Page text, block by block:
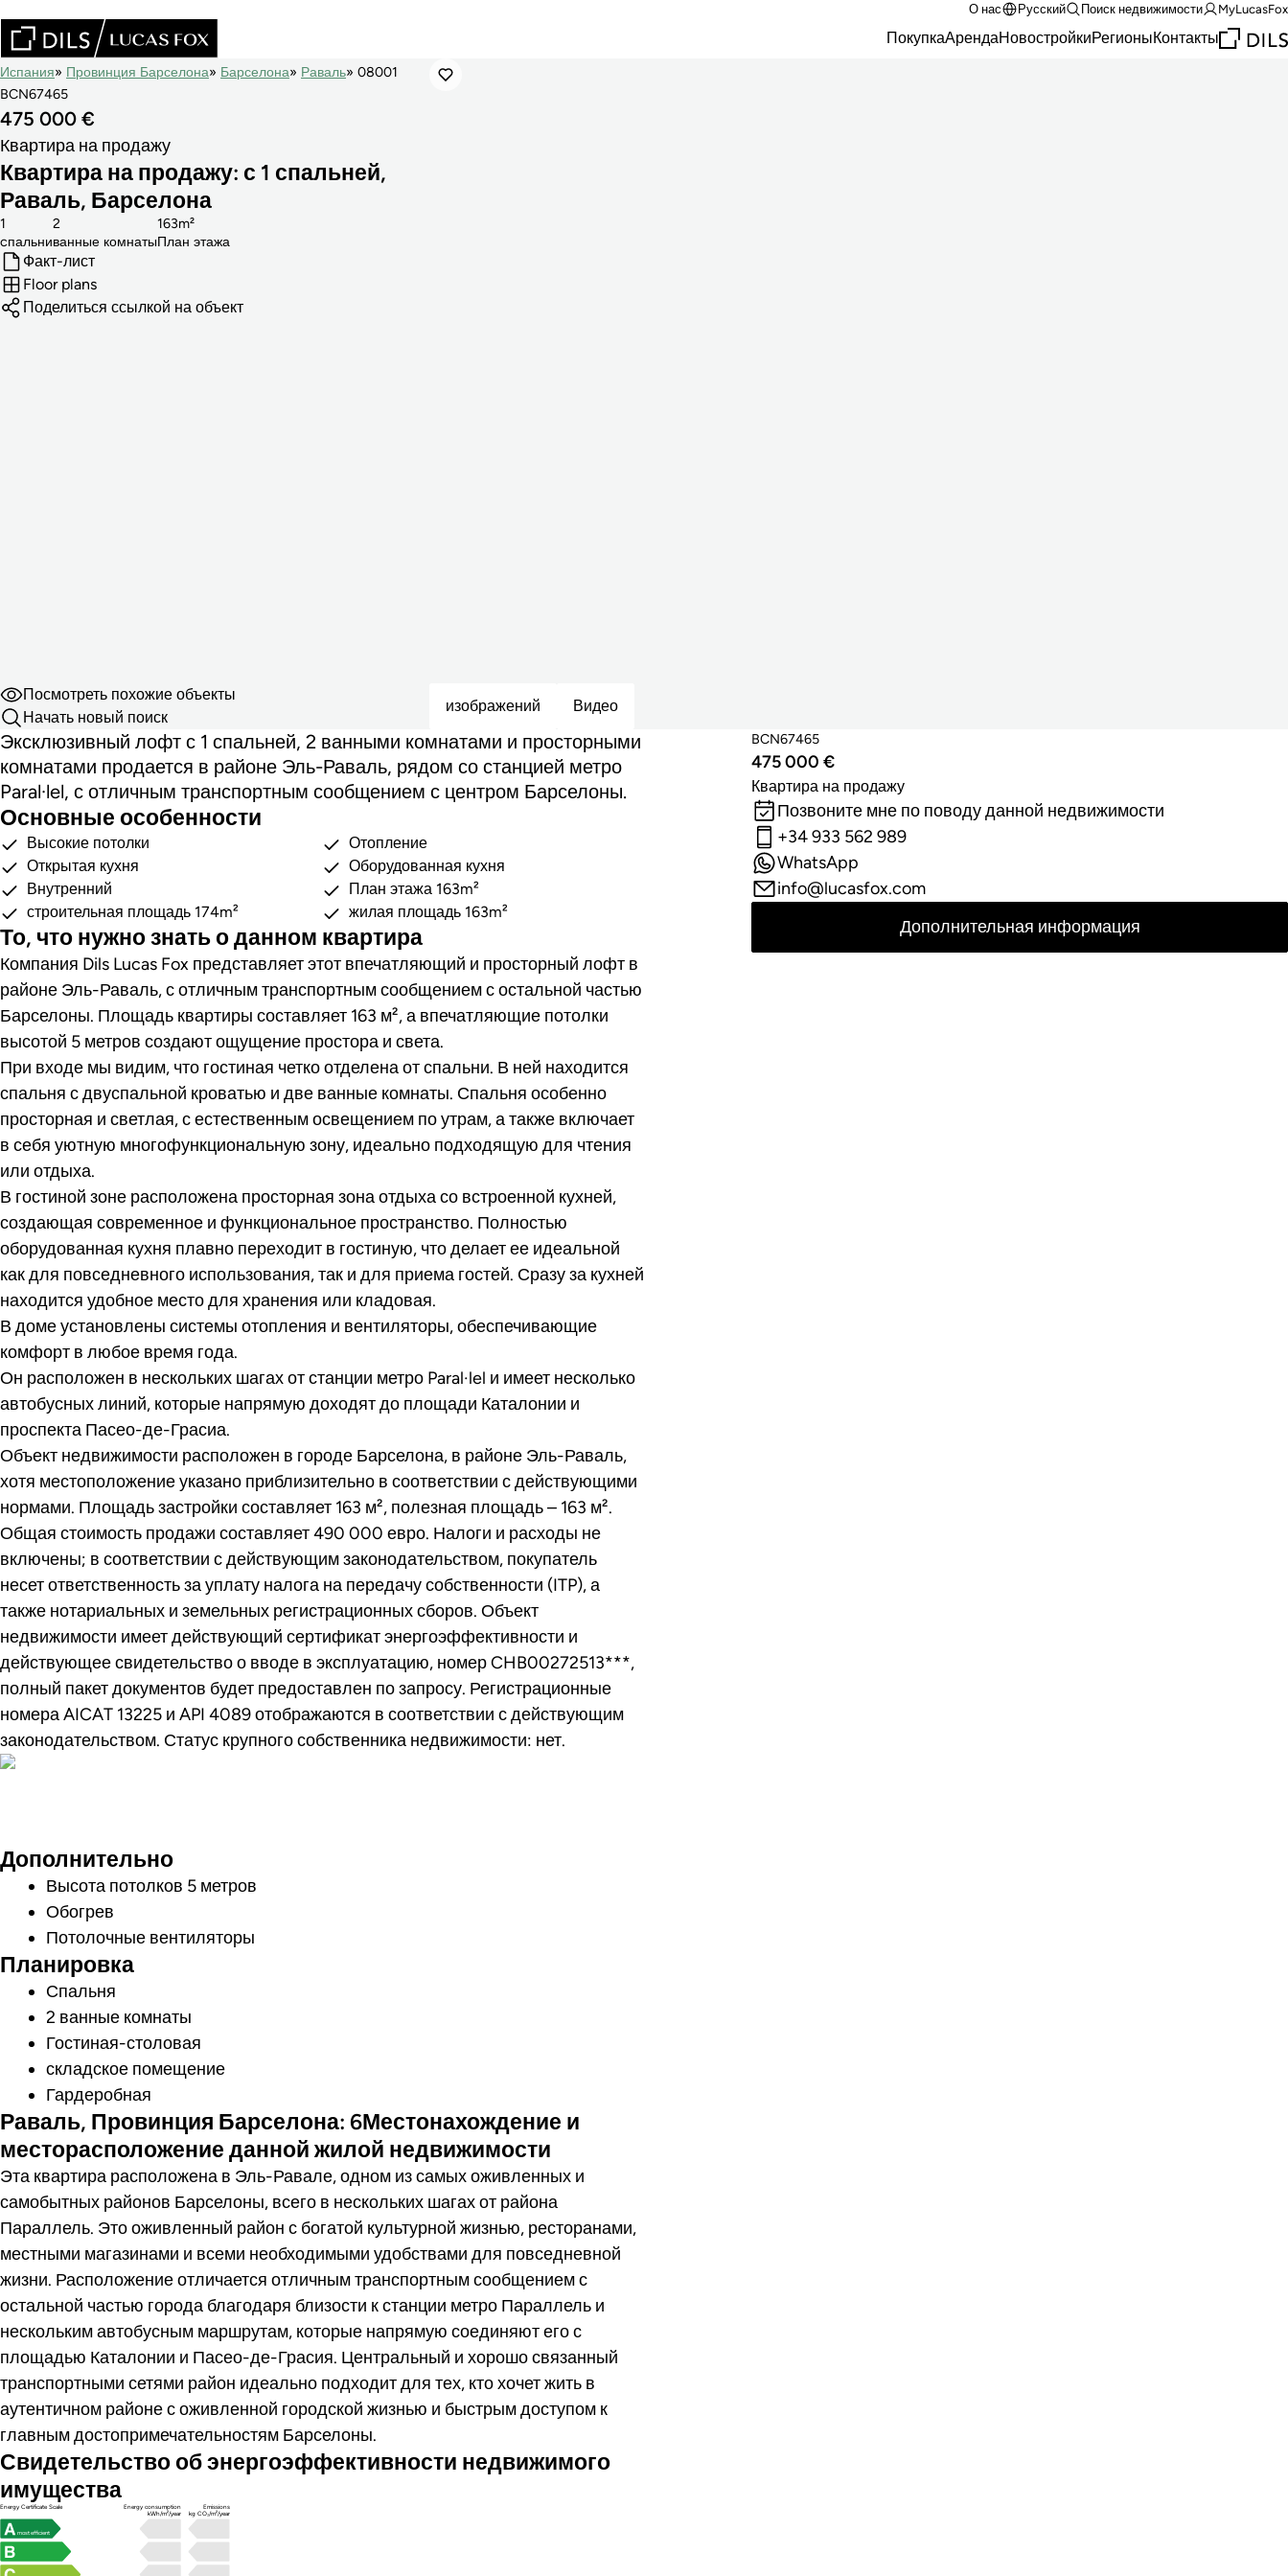
О нас Русский Поиск недвижимости MyLucasFox
ПокупкаАрендаНовостройкиРегионыКонтакты
изображений Видео
Испания Провинция Барселона Барселона Раваль
08001
BCN67465
475 000 €
Квартира на продажу
Квартира на продажу: с 1 спальней,
Раваль, Барселона
cпальни
1
ванные комнаты
2
План этажа
163m²
Факт-лист
Floor plans
Поделиться ссылкой на объект
Посмотреть похожие объекты
Начать новый поиск
Эксклюзивный лофт с 1 спальней, 2 ванными комнатами и просторными
комнатами продается в районе Эль-Раваль, рядом со станцией метро
Paral·lel, с отличным транспортным сообщением с центром Барселоны.
Основные особенности
Высокие потолки
Отопление
Открытая кухня
Оборудованная кухня
Внутренний
План этажа 163m²
строительная площадь 174m²
жилая площадь 163m²
То, что нужно знать о данном квартира
Компания Dils Lucas Fox представляет этот впечатляющий и просторный лофт в
районе Эль-Раваль, с отличным транспортным сообщением с остальной частью
Барселоны. Площадь квартиры составляет 163 м², а впечатляющие потолки
высотой 5 метров создают ощущение простора и света.
При входе мы видим, что гостиная четко отделена от спальни. В ней находится
спальня с двуспальной кроватью и две ванные комнаты. Спальня особенно
просторная и светлая, с естественным освещением по утрам, а также включает
в себя уютную многофункциональную зону, идеально подходящую для чтения
или отдыха.
В гостиной зоне расположена просторная зона отдыха со встроенной кухней,
создающая современное и функциональное пространство. Полностью
оборудованная кухня плавно переходит в гостиную, что делает ее идеальной
как для повседневного использования, так и для приема гостей. Сразу за кухней
находится удобное место для хранения или кладовая.
В доме установлены системы отопления и вентиляторы, обеспечивающие
комфорт в любое время года.
Он расположен в нескольких шагах от станции метро Paral·lel и имеет несколько
автобусных линий, которые напрямую доходят до площади Каталонии и
проспекта Пасео-де-Грасиа.
Объект недвижимости расположен в городе Барселона, в районе Эль-Раваль,
хотя местоположение указано приблизительно в соответствии с действующими
нормами. Площадь застройки составляет 163 м², полезная площадь – 163 м².
Общая стоимость продажи составляет 490 000 евро. Налоги и расходы не
включены; в соответствии с действующим законодательством, покупатель
несет ответственность за уплату налога на передачу собственности (ITP), а
также нотариальных и земельных регистрационных сборов. Объект
недвижимости имеет действующий сертификат энергоэффективности и
действующее свидетельство о вводе в эксплуатацию, номер CHB00272513***,
полный пакет документов будет предоставлен по запросу. Регистрационные
номера AICAT 13225 и API 4089 отображаются в соответствии с действующим
законодательством. Статус крупного собственника недвижимости: нет.
Дополнительно
Высота потолков 5 метров
Обогрев
Потолочные вентиляторы
Планировка
Спальня
2 ванные комнаты
Гостиная-столовая
складское помещение
Гардеробная
Раваль, Провинция Барселона: 6Местонахождение и
месторасположение данной жилой недвижимости
Эта квартира расположена в Эль-Равале, одном из самых оживленных и
самобытных районов Барселоны, всего в нескольких шагах от района
Параллель. Это оживленный район с богатой культурной жизнью, ресторанами,
местными магазинами и всеми необходимыми удобствами для повседневной
жизни. Расположение отличается отличным транспортным сообщением с
остальной частью города благодаря близости к станции метро Параллель и
нескольким автобусным маршрутам, которые напрямую соединяют его с
площадью Каталонии и Пасео-де-Грасия. Центральный и хорошо связанный
транспортными сетями район идеально подходит для тех, кто хочет жить в
аутентичном районе с оживленной городской жизнью и быстрым доступом к
главным достопримечательностям Барселоны.
Свидетельство об энергоэффективности недвижимого
имущества
Energy Certificate Scale
Energy consumption
kWh/m²/year
Emissions
kg CO₂/m²/year
most efficient
BCN67465
475 000 €
Квартира на продажу
Позвоните мне по поводу данной недвижимости
+34 933 562 989
WhatsApp
info@lucasfox.com
Дополнительная информация